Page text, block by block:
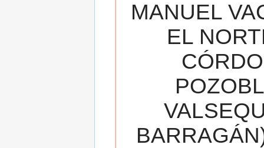
MANUEL
EL